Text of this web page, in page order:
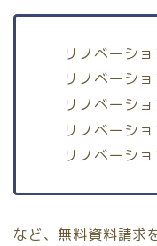
リノベーシ
リノベーシ
リノベーシ
リノベーシ
リノベーシ
など、無料資料請求